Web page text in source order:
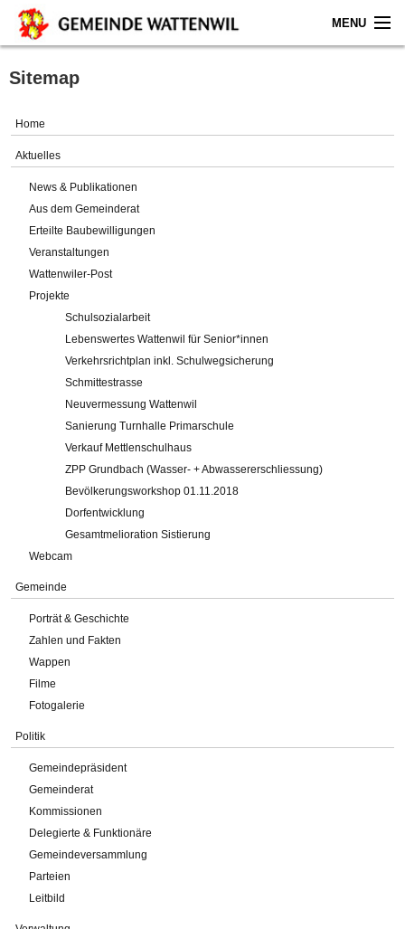
MENU
Home
Gemeinde
Verwaltung
Online-Service
Impressum
Sitemap
Home
Aktuelles
News & Publikationen
Aus dem Gemeinderat
Erteilte Baubewilligungen
Veranstaltungen
Wattenwiler-Post
Projekte
Schulsozialarbeit
Lebenswertes Wattenwil für Senior*innen
Verkehrsrichtplan inkl. Schulwegsicherung
Schmittestrasse
Neuvermessung Wattenwil
Sanierung Turnhalle Primarschule
Verkauf Mettlenschulhaus
ZPP Grundbach (Wasser- + Abwassererschliessung)
Bevölkerungsworkshop 01.11.2018
Dorfentwicklung
Gesamtmelioration Sistierung
Webcam
Gemeinde
Porträt & Geschichte
Zahlen und Fakten
Wappen
Filme
Fotogalerie
Politik
Gemeindepräsident
Gemeinderat
Kommissionen
Delegierte & Funktionäre
Gemeindeversammlung
Parteien
Leitbild